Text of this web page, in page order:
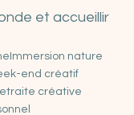
et accueillir
Immersion nature
end créatif
créative